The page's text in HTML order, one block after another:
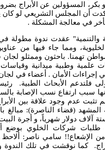
بكر، المسؤولين عن الأبراج
أن المجلس التشريعي لو كان
في معالجة المشكلة .
الخليوية، ومما جاء فيها من
تهمنا. باحثون وممثلو
علمية وطبية ميدانية
إجراءات الأمان . أعضاء في
فلتدعم الأبحاث الطبية.
أنها سبب ارتفاع نسب الإصابة
تثبت عدم وجود علاقة بين
(قضاء الناصرة): مبالغ
آلاف دولار شهرياً، و أجرة
طلبات شركات الخلوي بوضع
من الإشعاع!! سامي ناصر:
كما نوقشت في تلك الندوة